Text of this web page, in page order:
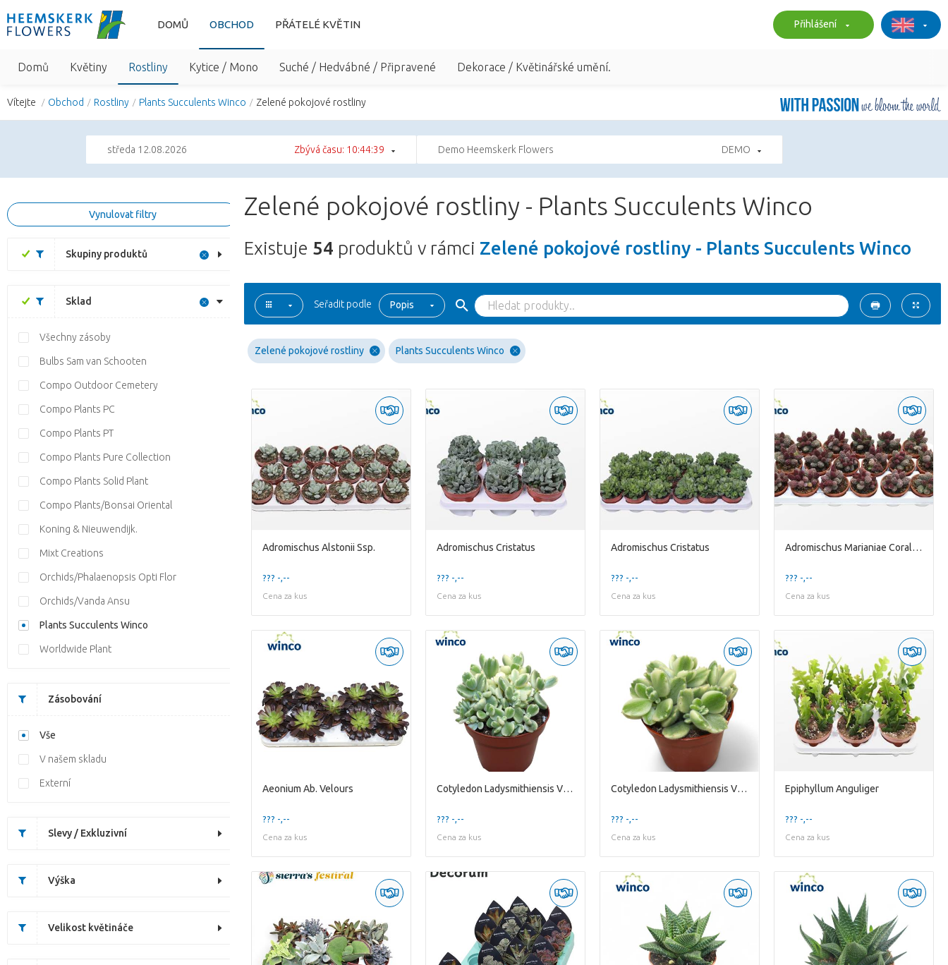
DOMŮ OBCHOD PŘÁTELÉ KVĚTIN Přihlášení
Domů Květiny Rostliny Kytice / Mono Suché / Hedvábné / Připravené Dekorace / Květinářské umění.
Vítejte Obchod Rostliny Plants Succulents Winco Zelené pokojové rostliny
středa 12.08.2026 Zbývá času: 10:44:38 Demo Heemskerk Flowers DEMO
Vynulovat filtry
Skupiny produktů
Sklad
Všechny zásoby
Bulbs Sam van Schooten
Compo Outdoor Cemetery
Compo Plants PC
Compo Plants PT
Compo Plants Pure Collection
Compo Plants Solid Plant
Compo Plants/Bonsai Oriental
Koning & Nieuwendijk.
Mixt Creations
Orchids/Phalaenopsis Opti Flor
Orchids/Vanda Ansu
Plants Succulents Winco
Worldwide Plant
Zásobování
Vše
V našem skladu
Externí
Slevy / Exkluzivní
Výška
Velikost květináče
Zelené pokojové rostliny - Plants Succulents Winco
Existuje 54 produktů v rámci Zelené pokojové rostliny - Plants Succulents Winco
Seřadit podle Popis
Zelené pokojové rostliny Plants Succulents Winco
Adromischus Alstonii Ssp.
??? -,--
Cena za kus
Adromischus Cristatus
??? -,--
Cena za kus
Adromischus Cristatus
??? -,--
Cena za kus
Adromischus Marianiae Coral Red
??? -,--
Cena za kus
Aeonium Ab. Velours
??? -,--
Cena za kus
Cotyledon Ladysmithiensis Variegata
??? -,--
Cena za kus
Cotyledon Ladysmithiensis Variegata
??? -,--
Cena za kus
Epiphyllum Anguliger
??? -,--
Cena za kus